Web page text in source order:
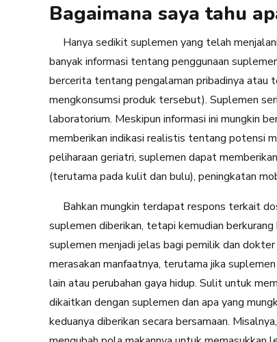
Bagaimana saya tahu
Hanya sedikit suplemen yang telah
banyak informasi tentang penggunaan
bercerita tentang pengalaman pribadinya atau
mengkonsumsi produk tersebut). Suplemen
laboratorium. Meskipun informasi ini mungkin
memberikan indikasi realistis tentang potensi
peliharaan geriatri, suplemen dapat
(terutama pada kulit dan bulu), peningkatan
Bahkan mungkin terdapat respons terkait
suplemen diberikan, tetapi kemudian
suplemen menjadi jelas bagi pemilik dan
merasakan manfaatnya, terutama jika
lain atau perubahan gaya hidup. Sulit untuk
dikaitkan dengan suplemen dan apa yang
keduanya diberikan secara bersamaan.